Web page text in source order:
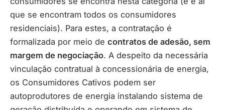
que se encontram todos os consumidores
residenciais). Para estes, a contratação é
formalizada por meio de contratos de adesão, sem
margem de negociação. A despeito da necessária
vinculação contratual à concessionária de energia,
os Consumidores Cativos podem ser
autoprodutores de energia instalando sistema de